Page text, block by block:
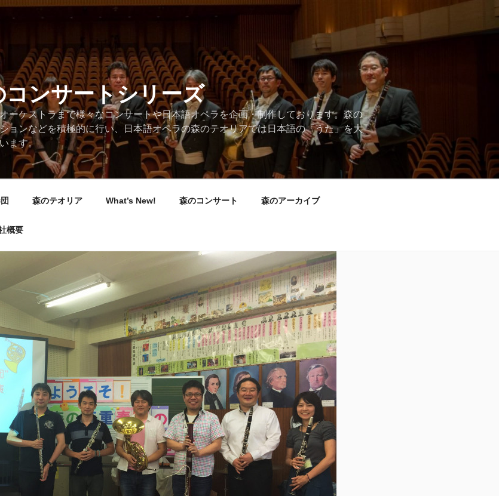
ンサートシリーズ
ーケストラまで様々なコンサートや日本語オペラを企画・制作しております。森の
ョンなどを積極的に行い、日本語オペラの森のテオリアでは日本語の「うた」を大
ます。
森のテオリア What’s New! 森のコンサート 森のアーカイブ
概要